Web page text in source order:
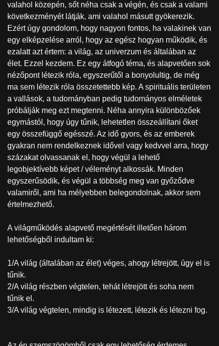
valahol közepén, sőt néha csak a végén, és csak a valami
következményét látják, ami valahol másutt gyökerezik.
Ezért úgy gondolom, hogy nagyon fontos, ha valakinek van
egy elképzelése arról, hogy az egész hogyan működik, és
ezalatt azt értem: a világ, az univerzum és általában az
élet. Ezzel kezdem. Ez egy átfogó téma, és alapvetően sok
nézőpont létezik róla, egyszerűtől a bonyolultig, de még
ma sem létezik róla összetettebb kép. A spirituális területen
a vallások, a tudományban pedig tudományos elméletek
próbálják meg ezt megtenni. Néha annyira különbözőek
egymástól, hogy úgy tűnik, lehetetlen összeállítani őket
egy összefüggő egésszé. Az idő gyors, és az emberek
gyakran nem rendelkeznek idővel vagy kedvvel arra, hogy
százakat olvassanak el, hogy végül a lehető
legobjektívebb képet / véleményt alkossák. Minden
egyszerűsödik, és végül a többség meg van győződve
valamiről, ami ha mélyebben belegondolnak, akkor sem
értelmezhető.
A világműködés alapvető megértését illetően három
lehetőségből indultam ki:
1/A világ (általában az élet) véges, ahogy létrejött, úgy el is
tűnik.
2/A világ részben végtelen, tehát létrejött és soha nem
tűnik el.
3/A világ végtelen, mindig is létezett, létezik és létezni fog.